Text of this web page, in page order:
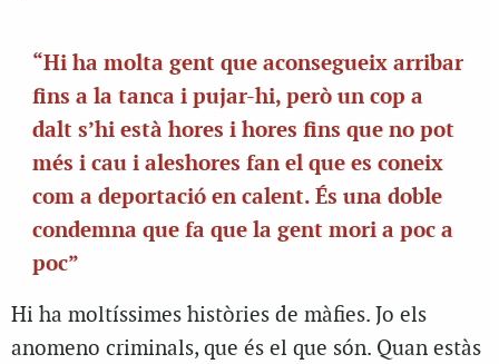
“Hi ha molta gent que aconsegueix arribar
fins a la tanca i pujar-hi, però un cop a
dalt s’hi està hores i hores fins que no pot
més i cau i aleshores fan el que es coneix
com a deportació en calent. És una doble
condemna que fa que la gent mori a poc a
poc”
Hi ha moltíssimes històries de màfies. Jo els
anomeno criminals, que és el que són. Quan estàs